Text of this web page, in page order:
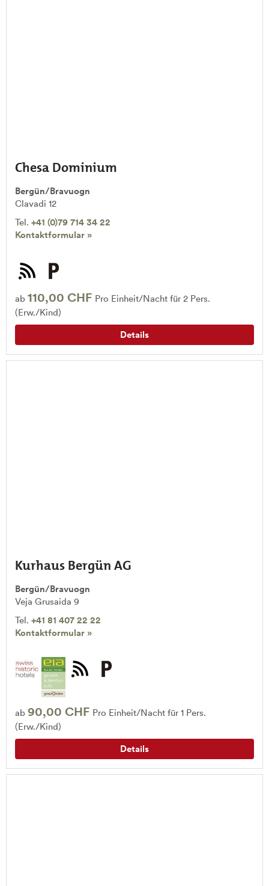
Chesa Dominium
Bergün/Bravuogn
Clavadi 12
Tel. +41 (0)79 714 34 22
Kontaktformular »
ab 110,00 CHF Pro Einheit/Nacht für 2 Pers.
(Erw./Kind)
Details
Kurhaus Bergün AG
Bergün/Bravuogn
Veja Grusaida 9
Tel. +41 81 407 22 22
Kontaktformular »
ab 90,00 CHF Pro Einheit/Nacht für 1 Pers.
(Erw./Kind)
Details